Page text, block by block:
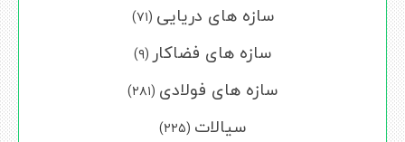
سازه های دریایی (۷۱)
سازه های فضاکار (۹)
سازه های فولادی (۲۸۱)
سیالات (۲۲۵)